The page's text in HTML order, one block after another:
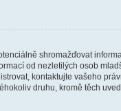
shromažďovat
od nezletilých osob
kontaktujte vašeho
druhu, kromě těch